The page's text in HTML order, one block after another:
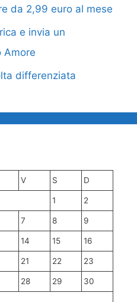
da 2,99 euro al mese
e invia un
Amore
differenziata
V S D
1 2
7 8 9
14 15 16
21 22 23
28 29 30